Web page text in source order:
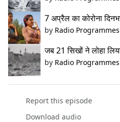
7 अप्रैल का कोरोना
by Radio Programmes
जब 21 सिखों ने लोहा
by Radio Programmes
Report this episode
Download audio